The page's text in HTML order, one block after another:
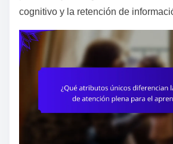
cognitivo y la retención de